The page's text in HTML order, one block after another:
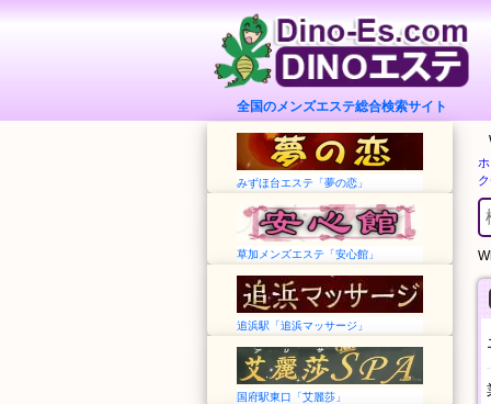
全国のメンズエステ総合検索サイト
みずほ台エステ「夢の恋」
草加メンズエステ「安心館」
追浜駅「追浜マッサージ」
国府駅東口「艾麗莎」